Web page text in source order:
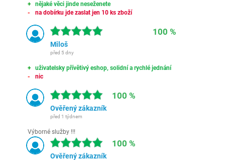
nějaké věci jinde neseženete
na dobírku jde zaslat jen 10 ks zboží
100 %
Miloš
před 5 dny
uživatelsky přívětivý eshop, solidní a rychlé jednání
nic
100 %
Ověřený zákazník
před 1 týdnem
Výborné služby !!!
100 %
Ověřený zákazník